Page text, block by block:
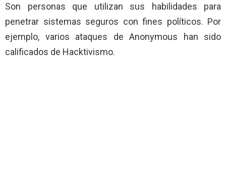
Son personas que utilizan sus habilidades para
penetrar sistemas seguros con fines políticos. Por
ejemplo, varios ataques de Anonymous han sido
calificados de Hacktivismo.